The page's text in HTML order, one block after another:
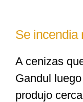
Se incendia
A cenizas
Gandul
produjo